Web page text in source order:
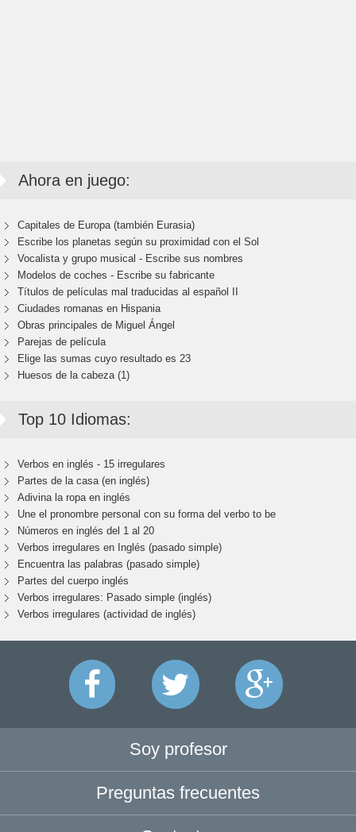
Ahora en juego:
Capitales de Europa (también Eurasia)
Escribe los planetas según su proximidad con el Sol
Vocalista y grupo musical - Escribe sus nombres
Modelos de coches - Escribe su fabricante
Títulos de películas mal traducidas al español II
Ciudades romanas en Hispania
Obras principales de Miguel Ángel
Parejas de película
Elige las sumas cuyo resultado es 23
Huesos de la cabeza (1)
Top 10 Idiomas:
Verbos en inglés - 15 irregulares
Partes de la casa (en inglés)
Adivina la ropa en inglés
Une el pronombre personal con su forma del verbo to be
Números en inglés del 1 al 20
Verbos irregulares en Inglés (pasado simple)
Encuentra las palabras (pasado simple)
Partes del cuerpo inglés
Verbos irregulares: Pasado simple (inglés)
Verbos irregulares (actividad de inglés)
Soy profesor
Preguntas frecuentes